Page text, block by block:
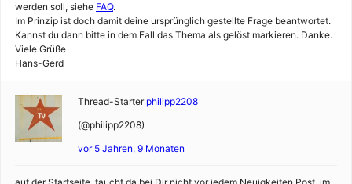
werden soll, siehe FAQ.
Im Prinzip ist doch damit deine ursprünglich gestellte Frage beantwortet.
Kannst du dann bitte in dem Fall das Thema als gelöst markieren. Danke.
Viele Grüße
Hans-Gerd
Thread-Starter philipp2208
(@philipp2208)
vor 5 Jahren, 9 Monaten